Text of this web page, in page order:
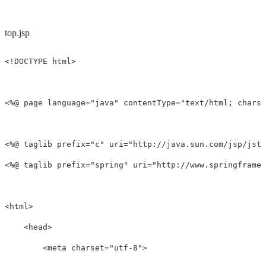
top.jsp
<!DOCTYPE html>
<%@ page language="java" contentType="text/html;
<%@ taglib prefix="c" uri="http://java.sun.com/jsp/
<%@ taglib prefix="spring" uri="http://
<html>
<head>
<meta charset="utf-8">